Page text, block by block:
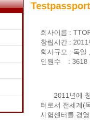
회사이름 :
창립시간 : 2011
회사규모 : 독일
인원수
: 3618
2011년에
터로서 전세계(
시험센터를 경